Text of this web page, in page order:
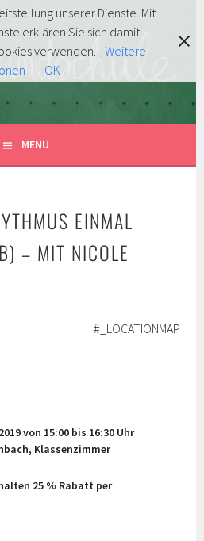
HERSBRUCK
E.V.
… MITMACHEN!
MENÜ
EINMAL
– MIT NICOLE
#_LOCATIONMAP
von 15:00 bis 16:30 Uhr
Klassenzimmer
25 % Rabatt per
unserer Dienste. Mit
erklären Sie sich damit
verwenden. Weitere
OK